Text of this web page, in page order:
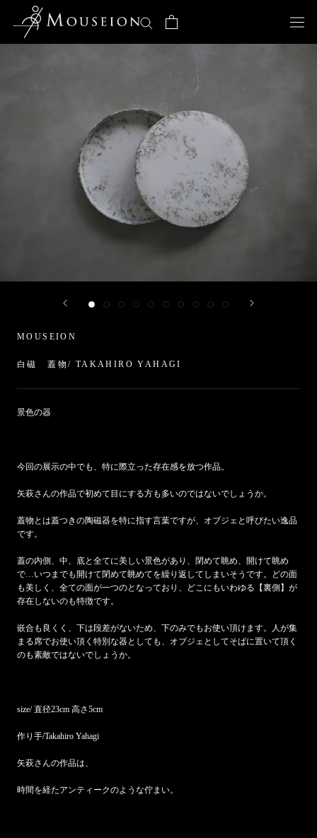
MOUSEION
白磁 蓋物/ TAKAHIRO YAHAGI
景色の器
今回の展示の中でも、特に際立った存在感を放つ作品。
矢萩さんの作品で初めて目にする方も多いのではないでしょうか。
蓋物とは蓋つきの陶磁器を特に指す言葉ですが、オブジェと呼びたい逸品
です。
蓋の内側、中、底と全てに美しい景色があり、閉めて眺め、開けて眺め
で…いつまでも開けて閉めて眺めてを繰り返してしまいそうです。どの面
も美しく、全ての面が一つのとなっており、どこにもいわゆる【裏側】が
存在しないのも特徴です。
嵌合も良くく、下は段差がないため、下のみでもお使い頂けます。人が集
まる席でお使い頂く特別な器としても、オブジェとしてそばに置いて頂く
のも素敵ではないでしょうか。
size/ 直径23cm 高さ5cm
作り手/Takahiro Yahagi
矢萩さんの作品は、
時間を経たアンティークのような佇まい。